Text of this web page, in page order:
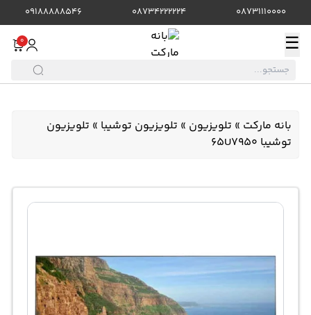
08731110000
08734222224
09188888546
☰
0
بانه مارکت » تلویزیون » تلویزیون توشیبا » تلویزیون
توشیبا 65U7950